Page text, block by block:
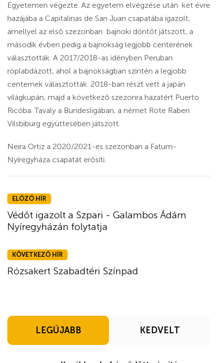
Egyetemen végezte. Az egyetem elvégzése után két évre
hazájába a Capitalinas de San Juan csapatába igazolt,
amellyel az első szezonban bajnoki döntőt játszott, a
második évben pedig a bajnokság legjobb centerének
választották. A 2017/2018-as idényben Peruban
röplabdázott, ahol a bajnokságban szintén a legjobb
centernek választották. 2018-ban részt vett a japán
világkupán, majd a következő szezonra hazatért Puerto
Ricóba. Tavaly a Bundesligában, a német Rote Raben
Vilsbiburg együttesében játszott.
Neira Ortiz a 2020/2021-es szezonban a Fatum-
Nyíregyháza csapatát erősíti.
ELŐZŐ HÍR
Védőt igazolt a Szpari - Galambos Ádám
Nyíregyházán folytatja
KÖVETKEZŐ HÍR
Rózsakert Szabadtéri Színpad
LEGÚJABB KEDVELT